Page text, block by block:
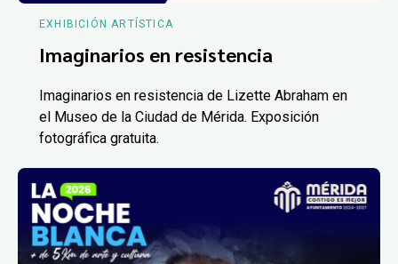
EXHIBICIÓN ARTÍSTICA
Imaginarios en resistencia
Imaginarios en resistencia de Lizette Abraham en
el Museo de la Ciudad de Mérida. Exposición
fotográfica gratuita.